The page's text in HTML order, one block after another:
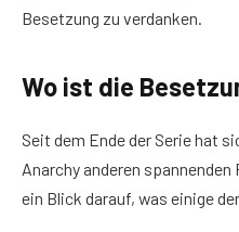
Besetzung zu verdanken.
Wo ist die
Seit dem Ende der Serie hat
Anarchy anderen
ein Blick darauf, was einige